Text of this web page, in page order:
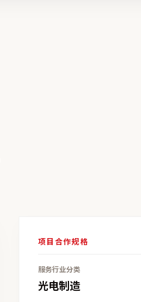
项目合作规格
服务行业分类
光电制造